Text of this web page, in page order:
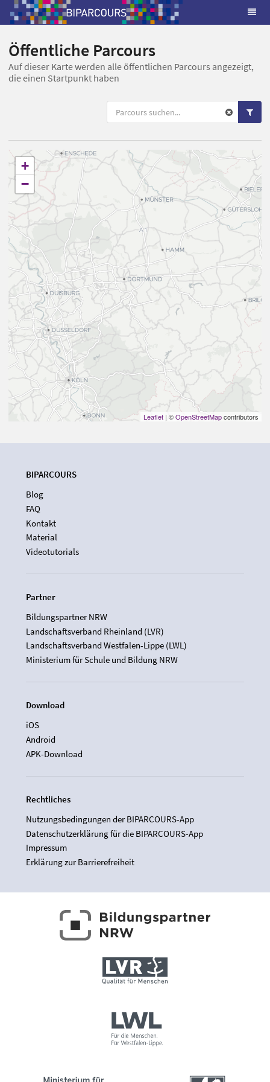
Öffentliche Parcours
Auf dieser Karte werden alle öffentlichen Parcours angezeigt,
die einen Startpunkt haben
+
−
Leaflet | ©OpenStreetMapcontributors
BIPARCOURS
Blog
FAQ
Kontakt
Material
Videotutorials
Partner
Bildungspartner NRW
Landschaftsverband Rheinland (LVR)
Landschaftsverband Westfalen-Lippe (LWL)
Ministerium für Schule und Bildung NRW
Download
iOS
Android
APK-Download
Rechtliches
Nutzungsbedingungen der BIPARCOURS-App
Datenschutzerklärung für die BIPARCOURS-App
Impressum
Erklärung zur Barrierefreiheit